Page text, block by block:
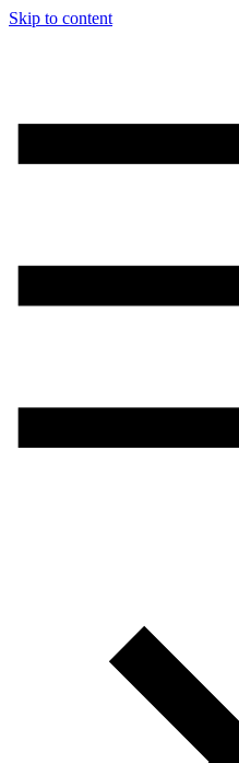
Skip to content